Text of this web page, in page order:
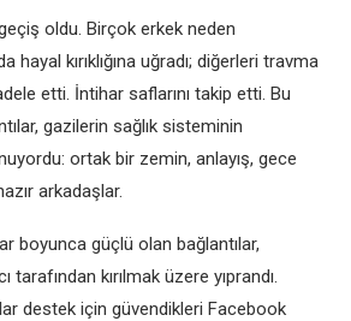
oldu. Birçok erkek neden
hayal kırıklığına uğradı; diğerleri travma
etti. İntihar saflarını takip etti. Bu
gazilerin sağlık sisteminin
ortak bir zemin, anlayış, gece
arkadaşlar.
boyunca güçlü olan bağlantılar,
tarafından kırılmak üzere yıprandı.
destek için güvendikleri Facebook